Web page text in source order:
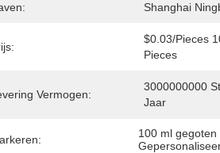
Shanghai
$0.03/pieces
Pieces
Vermogen:
3000000000
Jaar
100 ml